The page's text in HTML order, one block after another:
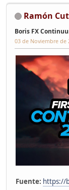
Ramón
Boris FX
03 de Noviembre de
Fuente: https://